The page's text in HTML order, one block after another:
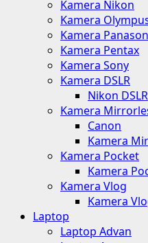
Kamera Nikon
Kamera
Kamera
Kamera Pentax
Kamera Sony
Kamera DSLR
Nikon DSLR
Kamera
Canon
Kamera
Kamera Pocket
Kamera
Kamera Vlog
Kamera
Laptop
Laptop Advan